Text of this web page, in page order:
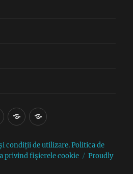
Cine
sunt
ContactContact
condiții de utilizare. Politica de
privind fișierele cookie
Proudly